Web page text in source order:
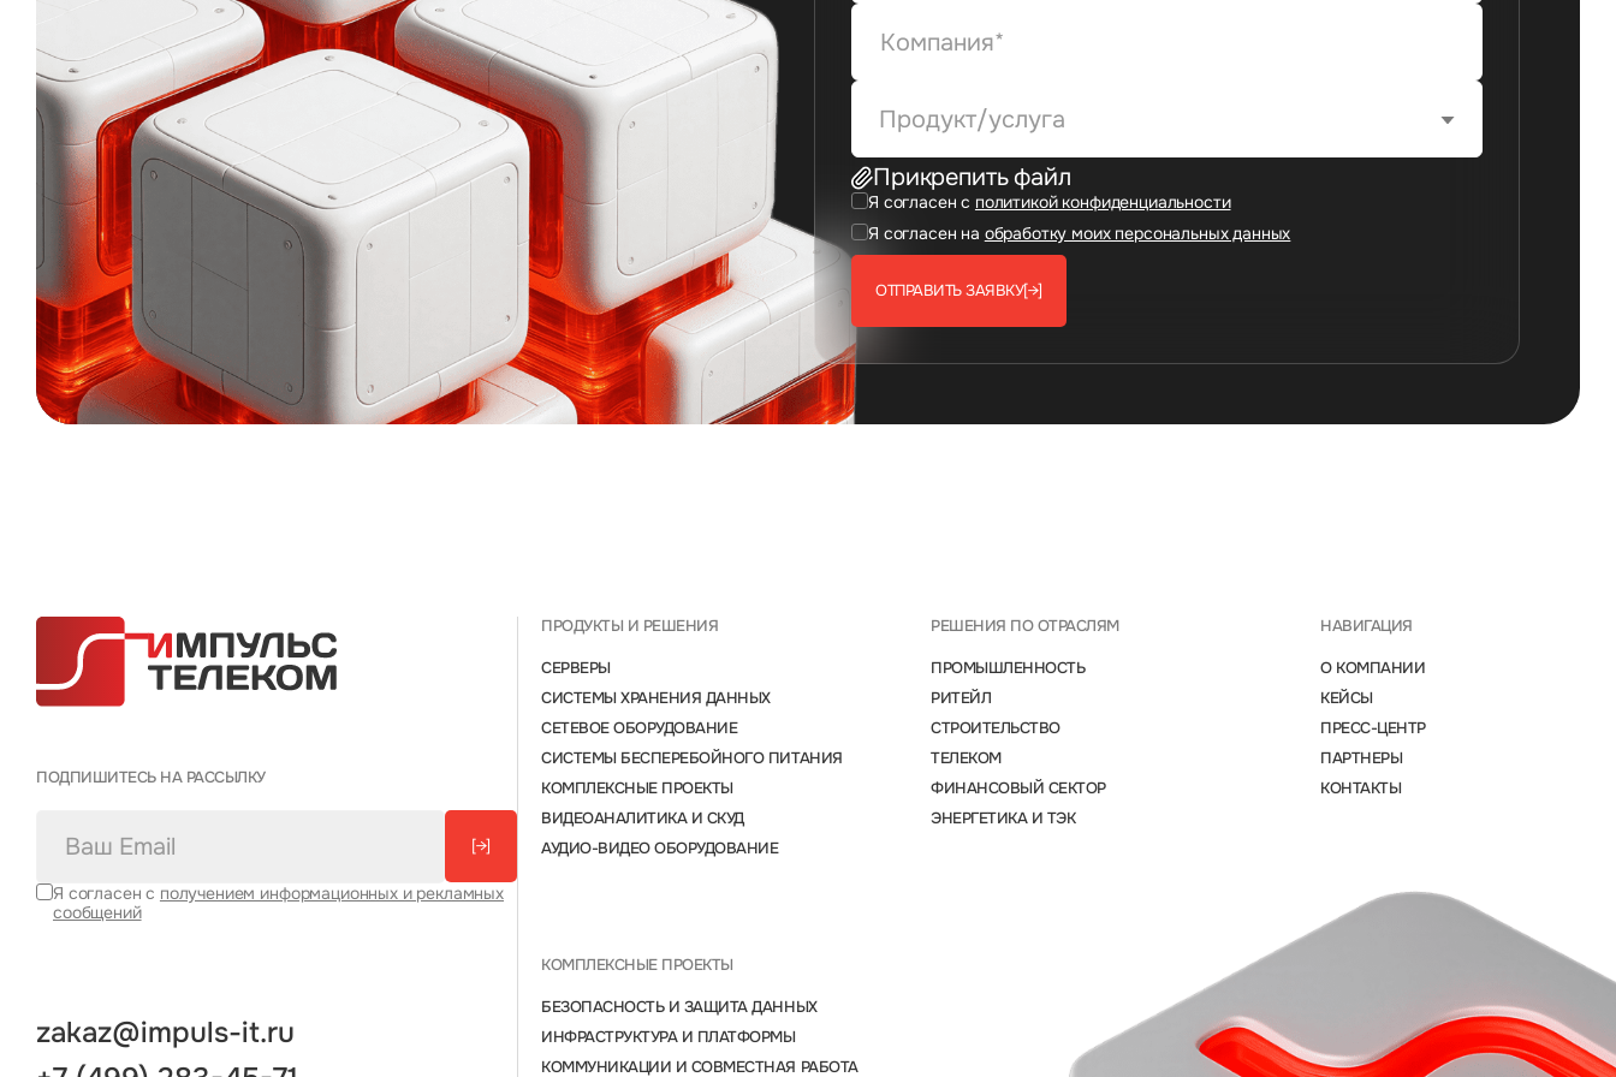
Продукт/услуга
Прикрепить файл
Я согласен с политикой конфиденциальности
Я согласен на обработку моих персональных данных
ОТПРАВИТЬ ЗАЯВКУ[→]
ПОДПИШИТЕСЬ НА РАССЫЛКУ
[→]
Я согласен с получением информационных и рекламных
сообщений
zakaz@impuls-it.ru
ПРОДУКТЫ И РЕШЕНИЯ
СЕРВЕРЫ
СИСТЕМЫ ХРАНЕНИЯ ДАННЫХ
СЕТЕВОЕ ОБОРУДОВАНИЕ
СИСТЕМЫ БЕСПЕРЕБОЙНОГО ПИТАНИЯ
КОМПЛЕКСНЫЕ ПРОЕКТЫ
ВИДЕОАНАЛИТИКА И СКУД
АУДИО-ВИДЕО ОБОРУДОВАНИЕ
РЕШЕНИЯ ПО ОТРАСЛЯМ
ПРОМЫШЛЕННОСТЬ
РИТЕЙЛ
СТРОИТЕЛЬСТВО
ТЕЛЕКОМ
ФИНАНСОВЫЙ СЕКТОР
ЭНЕРГЕТИКА И ТЭК
НАВИГАЦИЯ
О КОМПАНИИ
КЕЙСЫ
ПРЕСС-ЦЕНТР
ПАРТНЕРЫ
КОНТАКТЫ
КОМПЛЕКСНЫЕ ПРОЕКТЫ
БЕЗОПАСНОСТЬ И ЗАЩИТА ДАННЫХ
ИНФРАСТРУКТУРА И ПЛАТФОРМЫ
КОММУНИКАЦИИ И СОВМЕСТНАЯ РАБОТА